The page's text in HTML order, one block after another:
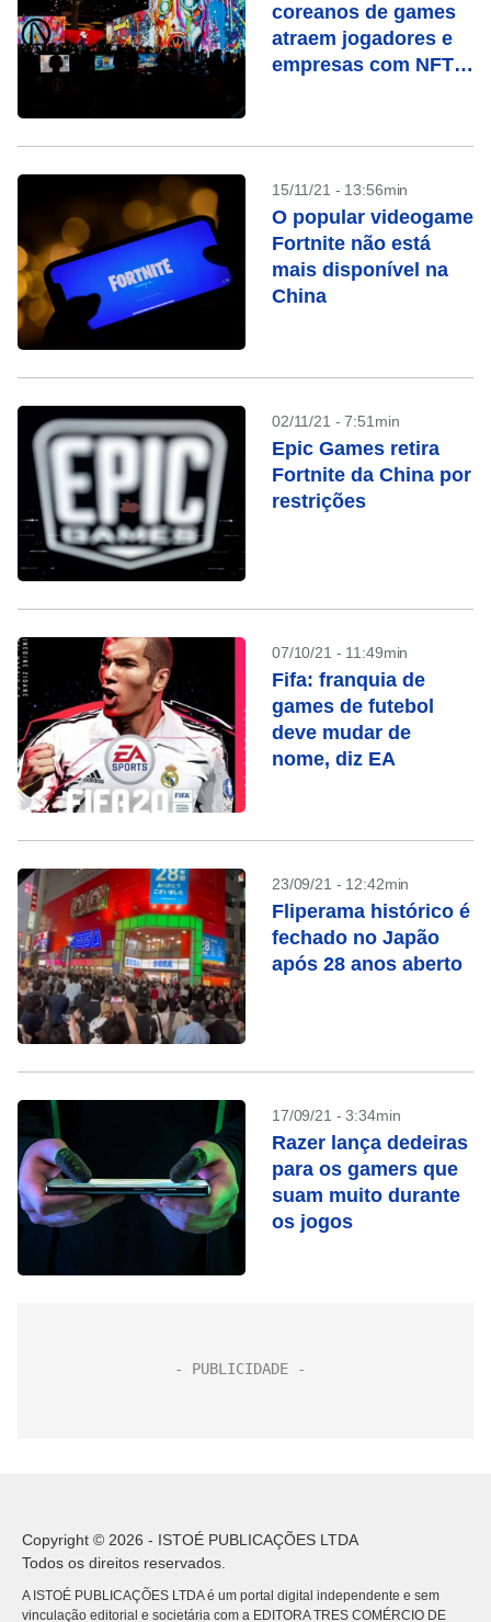
coreanos de games
atraem jogadores e
empresas com NFTs
15/11/21 - 13:56min
O popular videogame
Fortnite não está
mais disponível na
China
02/11/21 - 7:51min
Epic Games retira
Fortnite da China por
restrições
07/10/21 - 11:49min
Fifa: franquia de
games de futebol
deve mudar de
nome, diz EA
23/09/21 - 12:42min
Fliperama histórico é
fechado no Japão
após 28 anos aberto
17/09/21 - 3:34min
Razer lança dedeiras
para os gamers que
suam muito durante
os jogos
Copyright © 2026 - ISTOÉ PUBLICAÇÕES LTDA
Todos os direitos reservados.
A ISTOÉ PUBLICAÇÕES LTDA é um portal digital independente e sem
vinculação editorial e societária com a EDITORA TRES COMÉRCIO DE